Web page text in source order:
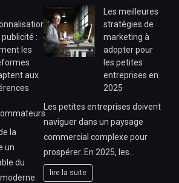
publicité :
les
aux
la
un
du
Les meilleures
stratégies de
marketing à
adopter pour
les petites
entreprises en
2025
Les petites entreprises doivent
naviguer dans un paysage
commercial complexe pour
prospérer. En 2025, les…
lire la suite